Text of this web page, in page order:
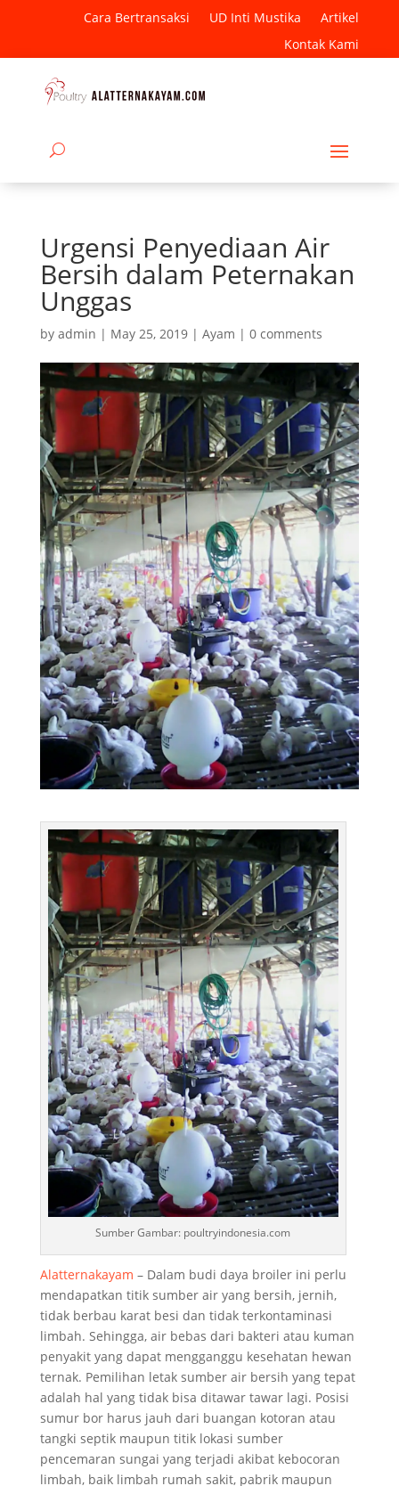
Cara Bertransaksi UD Inti Mustika
Artikel
Kontak Kami
Urgensi Penyediaan Air
Bersih dalam Peternakan
Unggas
by admin | May 25, 2019| Ayam | 0 comments
Sumber Gambar: poultryindonesia.com
Alatternakayam – Dalam budi daya broiler ini perlu
mendapatkan titik sumber air yang bersih, jernih,
tidak berbau karat besi dan tidak terkontaminasi
limbah. Sehingga, air bebas dari bakteri atau kuman
penyakit yang dapat mengganggu kesehatan hewan
ternak. Pemilihan letak sumber air bersih yang tepat
adalah hal yang tidak bisa ditawar tawar lagi. Posisi
sumur bor harus jauh dari buangan kotoran atau
tangki septik maupun titik lokasi sumber
pencemaran sungai yang terjadi akibat kebocoran
limbah, baik limbah rumah sakit, pabrik maupun